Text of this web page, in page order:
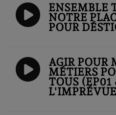
ENSEMBLE
NOTRE
POUR
AGIR POUR
MÉTIERS
TOUS
L'IMPRÉVUE